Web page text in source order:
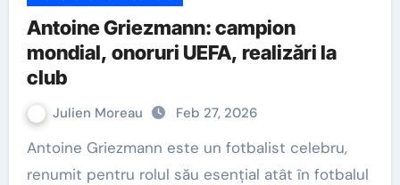
Antoine Griezmann: campion
mondial, onoruri UEFA, realizări la
club
Julien Moreau Feb 27, 2026
Antoine Griezmann este un fotbalist celebru,
renumit pentru rolul său esențial atât în fotbalul